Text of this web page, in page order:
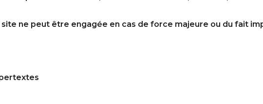
ne peut être engagée en cas de force majeure ou du fait